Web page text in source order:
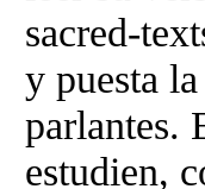
sacred-
y puesta
parlantes.
estudien,